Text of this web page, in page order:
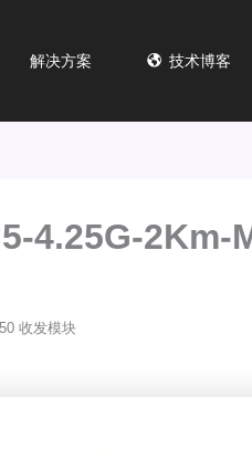
解决方案 技术博客
4.25G-2Km-
收发模块